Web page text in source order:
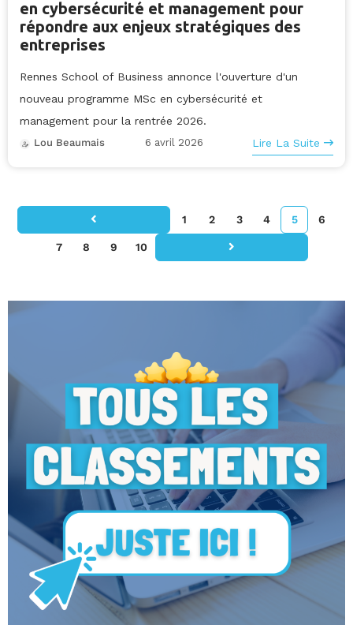
en cybersécurité et management pour
répondre aux enjeux stratégiques des
entreprises
Rennes School of Business annonce l'ouverture d'un
nouveau programme MSc en cybersécurité et
management pour la rentrée 2026.
Lou Beaumais 6 avril 2026 Lire La Suite
1 2 3 4 5 6
7 8 9 10